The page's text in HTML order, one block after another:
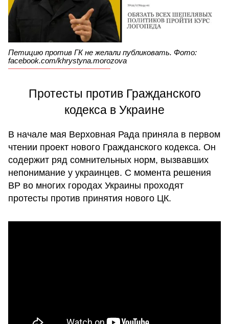
Петицию против ГК не желали публиковать. Фото:
facebook.com/khrystyna.morozova
Протесты против Гражданского
кодекса в Украине
В начале мая Верховная Рада приняла в первом
чтении проект нового Гражданского кодекса. Он
содержит ряд сомнительных норм, вызвавших
непонимание у украинцев. С момента решения
ВР во многих городах Украины проходят
протесты против принятия нового ЦК.